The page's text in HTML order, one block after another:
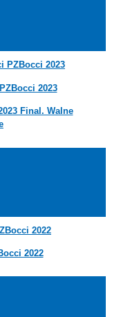
PZBocci 2023
2023
Final. Walne
2022
2022